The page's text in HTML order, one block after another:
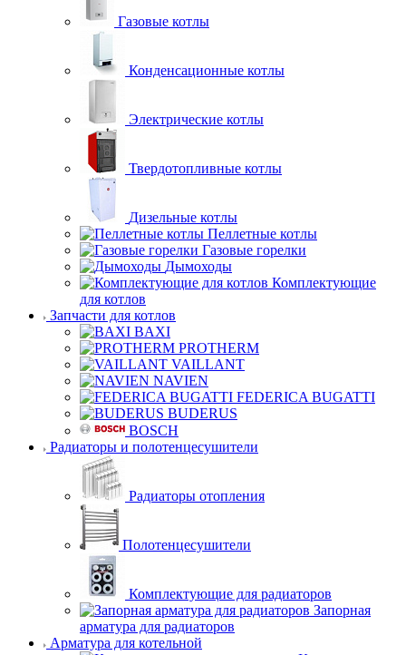
Газовые котлы
Конденсационные котлы
Электрические котлы
Твердотопливные котлы
Дизельные котлы
Пеллетные котлы
Газовые горелки
Дымоходы
Комплектующие
для котлов
Запчасти для котлов
BAXI
PROTHERM
VAILLANT
NAVIEN
FEDERICA BUGATTI
BUDERUS
BOSCH
Радиаторы и полотенцесушители
Радиаторы отопления
Полотенцесушители
Комплектующие для радиаторов
Запорная
арматура для радиаторов
Арматура для котельной